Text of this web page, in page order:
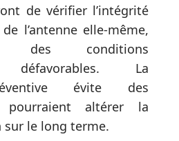
de vérifier l’intégrité
l’antenne elle-même,
des conditions
défavorables. La
évite des
pourraient altérer la
le long terme.